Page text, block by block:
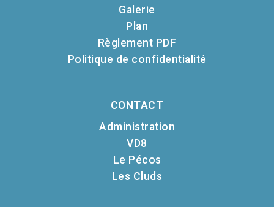
Galerie
Plan
Règlement PDF
Politique de confidentialité
CONTACT
Administration
VD8
Le Pécos
Les Cluds